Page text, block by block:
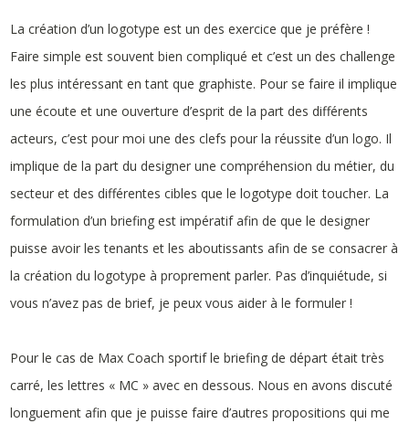
La création d’un logotype est un des exercice que je préfère !
Faire simple est souvent bien compliqué et c’est un des challenge
les plus intéressant en tant que graphiste. Pour se faire il implique
une écoute et une ouverture d’esprit de la part des différents
acteurs, c’est pour moi une des clefs pour la réussite d’un logo. Il
implique de la part du designer une compréhension du métier, du
secteur et des différentes cibles que le logotype doit toucher. La
formulation d’un briefing est impératif afin de que le designer
puisse avoir les tenants et les aboutissants afin de se consacrer à
la création du logotype à proprement parler. Pas d’inquiétude, si
vous n’avez pas de brief, je peux vous aider à le formuler !
Pour le cas de Max Coach sportif le briefing de départ était très
carré, les lettres « MC » avec en dessous. Nous en avons discuté
longuement afin que je puisse faire d’autres propositions qui me